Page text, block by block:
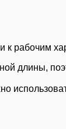
рабочим
длины,